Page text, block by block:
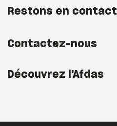
Restons en contact
Contactez-nous
Découvrez l'Afdas